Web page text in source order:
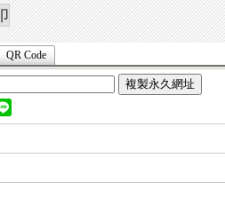
QR Code
複製永久網址